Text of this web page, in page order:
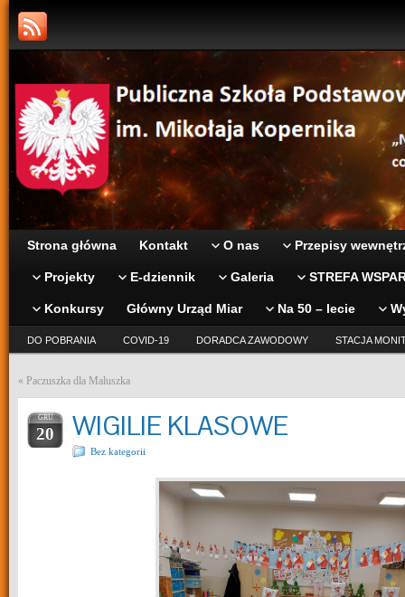
Strona główna Kontakt O nas Przepisy
Projekty E-dziennik Galeria STREFA
Konkursy Główny Urząd Miar Na 50 – lecie
DO POBRANIA COVID-19 DORADCA ZAWODOWY STACJA
« Paczuszka dla Maluszka
GRU
20 WIGILIE KLASOWE
Bez kategorii